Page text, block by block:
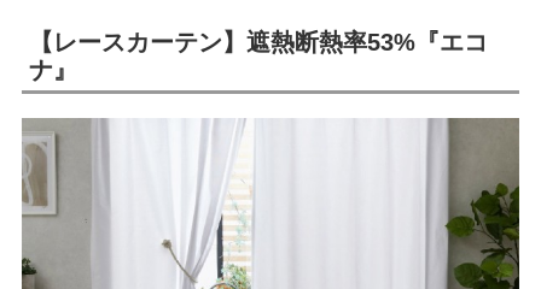
【レースカーテン】遮熱断熱率53%『エコ
ナ』